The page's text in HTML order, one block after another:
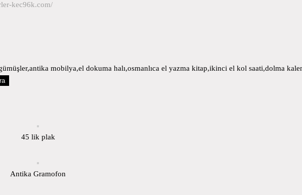
kec96k.com/
mobilya,el dokuma halı,osmanlıca el yazma kitap,ikinci el kol saati,dolma
45 lik plak
Antika Gramofon